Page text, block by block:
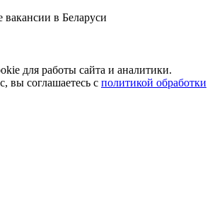
в Беларуси
для работы сайта и аналитики.
вы соглашаетесь с политикой обработки